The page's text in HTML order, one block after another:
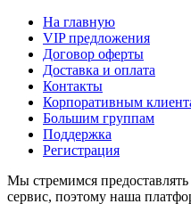
На главную
VIP предложения
Договор оферты
Доставка и оплата
Контакты
Корпоративным
Большим группам
Поддержка
Регистрация
Мы стремимся
сервис, поэтому наша